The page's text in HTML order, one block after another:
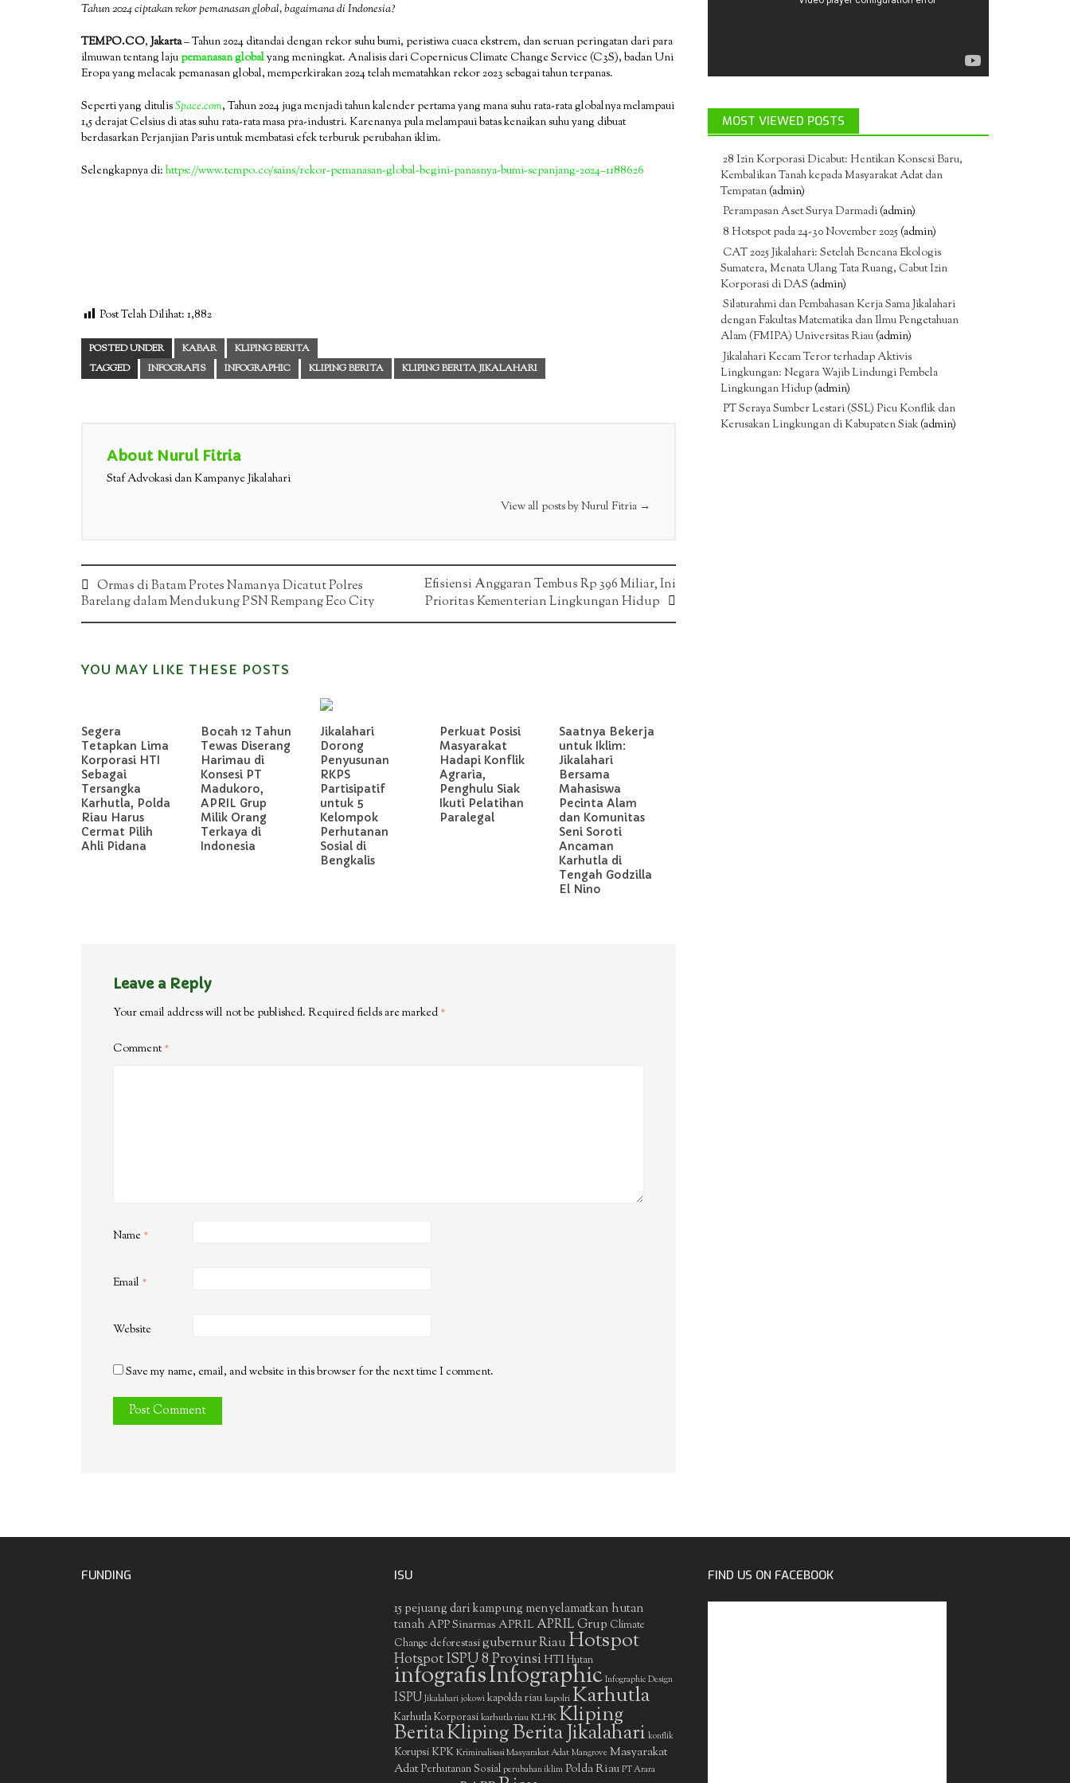
Tahun 2024 ciptakan rekor pemanasan global, bagaimana di Indonesia?
TEMPO.CO,Jakarta– Tahun 2024 ditandai dengan rekor suhu bumi, peristiwa cuaca ekstrem, dan seruan peringatan dari para
ilmuwan tentang laju pemanasan globalyang meningkat. Analisis dari Copernicus Climate Change Service (C3S), badan Uni
Eropa yang melacak pemanasan global, memperkirakan 2024 telah mematahkan rekor 2023 sebagai tahun terpanas.
Seperti yang ditulisSpace.com, Tahun 2024 juga menjadi tahun kalender pertama yang mana suhu rata-rata globalnya melampaui
1,5 derajat Celsius di atas suhu rata-rata masa pra-industri. Karenanya pula melampaui batas kenaikan suhu yang dibuat
berdasarkan Perjanjian Paris untuk membatasi efek terburuk perubahan iklim.
Selengkapnya di: https://www.tempo.co/sains/rekor-pemanasan-global-begini-panasnya-bumi-sepanjang-2024–1188626
Post Telah Dilihat: 1,882
POSTED UNDER KABAR
KLIPING BERITA
TAGGED
INFOGRAFIS INFOGRAPHIC KLIPING BERITA KLIPING BERITA JIKALAHARI
About Nurul Fitria
Staf Advokasi dan Kampanye Jikalahari
View all posts by Nurul Fitria →
Post
navigation
Ormas di Batam Protes Namanya Dicatut Polres
Barelang dalam Mendukung PSN Rempang Eco City
Efisiensi Anggaran Tembus Rp 396 Miliar, Ini
Prioritas Kementerian Lingkungan Hidup
YOU MAY LIKE THESE POSTS
Segera
Tetapkan Lima
Korporasi HTI
Sebagai
Tersangka
Karhutla, Polda
Riau Harus
Cermat Pilih
Ahli Pidana
Bocah 12 Tahun
Tewas Diserang
Harimau di
Konsesi PT
Madukoro,
APRIL Grup
Milik Orang
Terkaya di
Indonesia
Jikalahari
Dorong
Penyusunan
RKPS
Partisipatif
untuk 5
Kelompok
Perhutanan
Sosial di
Bengkalis
Perkuat Posisi
Masyarakat
Hadapi Konflik
Agraria,
Penghulu Siak
Ikuti Pelatihan
Paralegal
Saatnya Bekerja
untuk Iklim:
Jikalahari
Bersama
Mahasiswa
Pecinta Alam
dan Komunitas
Seni Soroti
Ancaman
Karhutla di
Tengah Godzilla
El Nino
Leave a Reply
Your email address will not be published. Required fields are marked *
Comment*
Name *
Email *
Website
Save my name, email, and website in this browser for the next time I comment.
MOST VIEWED POSTS
28 Izin Korporasi Dicabut: Hentikan Konsesi Baru,
Kembalikan Tanah kepada Masyarakat Adat dan
Tempatan(admin)
Perampasan Aset Surya Darmadi(admin)
8 Hotspot pada 24-30 November 2025(admin)
CAT 2025 Jikalahari: Setelah Bencana Ekologis
Sumatera, Menata Ulang Tata Ruang, Cabut Izin
Korporasi di DAS (admin)
Silaturahmi dan Pembahasan Kerja Sama Jikalahari
dengan Fakultas Matematika dan Ilmu Pengetahuan
Alam (FMIPA) Universitas Riau(admin)
Jikalahari Kecam Teror terhadap Aktivis
Lingkungan: Negara Wajib Lindungi Pembela
Lingkungan Hidup(admin)
PT Seraya Sumber Lestari (SSL) Picu Konflik dan
Kerusakan Lingkungan di Kabupaten Siak(admin)
FUNDING ISU
15 pejuang dari kampung menyelamatkan hutan
tanah APP Sinarmas APRIL APRIL Grup Climate
Change deforestasigubernur RiauHotspot
Hotspot ISPU 8 ProvinsiHTIHutan
infografisInfographic Infographic Design
ISPU Jikalahari jokowi kapolda riau kapolri Karhutla
Karhutla Korporasi karhutla riau KLHKKliping
BeritaKliping Berita Jikalahari konflik
Korupsi KPK Kriminalisasi Masyarakat Adat Mangrove Masyarakat
AdatPerhutanan Sosial perubahan iklim Polda Riau PT Arara
FIND US ON FACEBOOK